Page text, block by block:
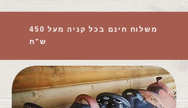
משלוח חינם בכל קניה מעל 450
ש"ח